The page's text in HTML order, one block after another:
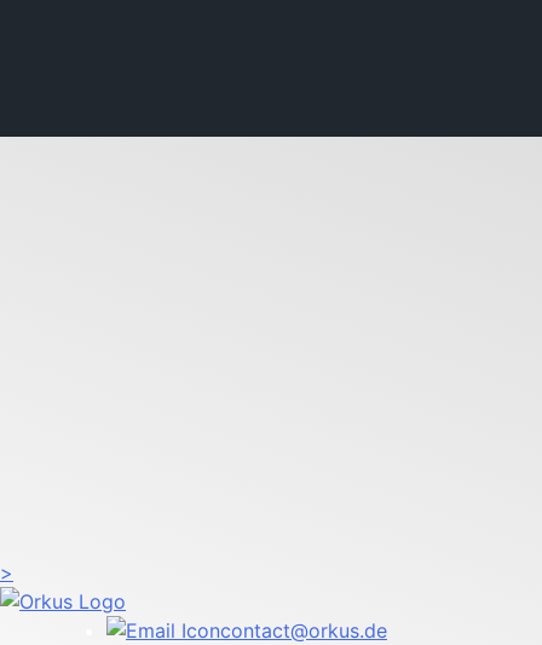
>
contact@orkus.de